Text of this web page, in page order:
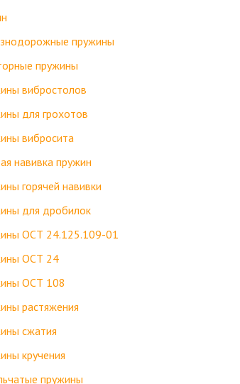
пружины
пружины
вибростолов
для грохотов
вибросита
навивка пружин
горячей навивки
для дробилок
ОСТ 24.125.109-01
ОСТ 24
ОСТ 108
растяжения
сжатия
кручения
пружины